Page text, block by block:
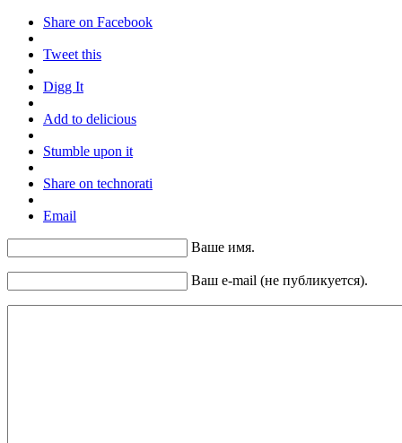
Share on Facebook
Tweet this
Digg It
Add to delicious
Stumble upon it
Share on technorati
Email
Ваше имя.
Ваш e-mail (не публикуется).